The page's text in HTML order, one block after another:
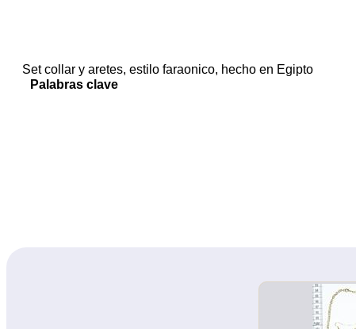
Set collar y aretes, estilo faraonico, hecho en Egipto
Palabras clave